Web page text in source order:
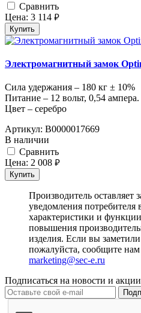
Cравнить
Цена: 3 114 руб.
Купить
Электромагнитный замок
Сила удержания – 180 кг ± 10%
Питание – 12 вольт, 0,54 ампера.
Цвет – серебро
Артикул: В0000017669
В наличии
Cравнить
Цена: 2 008 руб.
Купить
Производитель оставляет
уведомления потребителя
характеристики и
повышения
изделия. Если вы
пожалуйста, сообщите нам
marketing@sec-e.ru
Подписаться на новости и акции